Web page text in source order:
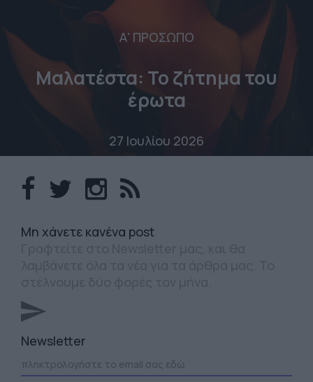
Α' ΠΡΟΣΩΠΟ
Μαλατέστα: Το ζήτημα του
έρωτα
27 Ιουλίου 2026
Mη χάνετε κανένα post
Newsletter